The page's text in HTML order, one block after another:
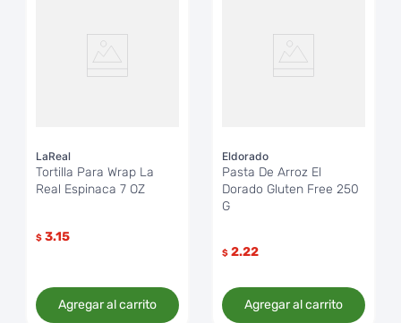
LaReal
Tortilla Para Wrap La
Real Espinaca 7 OZ
$ 3.15
Agregar al carrito
Eldorado
Pasta De Arroz El
Dorado Gluten Free 250
G
$ 2.22
Agregar al carrito